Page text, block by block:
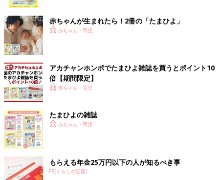
赤ちゃんが生まれたら！2冊の「たまひよ」
赤ちゃん・育児
アカチャンホンポでたまひよ雑誌を買うとポイント10
倍【期間限定】
赤ちゃん・育児
たまひよの雑誌
赤ちゃん・育児
もらえる年金25万円以下の人が知るべき事
PR(くらしの話題)